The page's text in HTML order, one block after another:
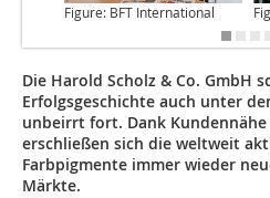
Figure: BFT International
Die Harold Scholz & Co. GmbH
Erfolgsgeschichte auch unter
unbeirrt fort. Dank
erschließen sich die weltweit
Farbpigmente immer wieder
Märkte.